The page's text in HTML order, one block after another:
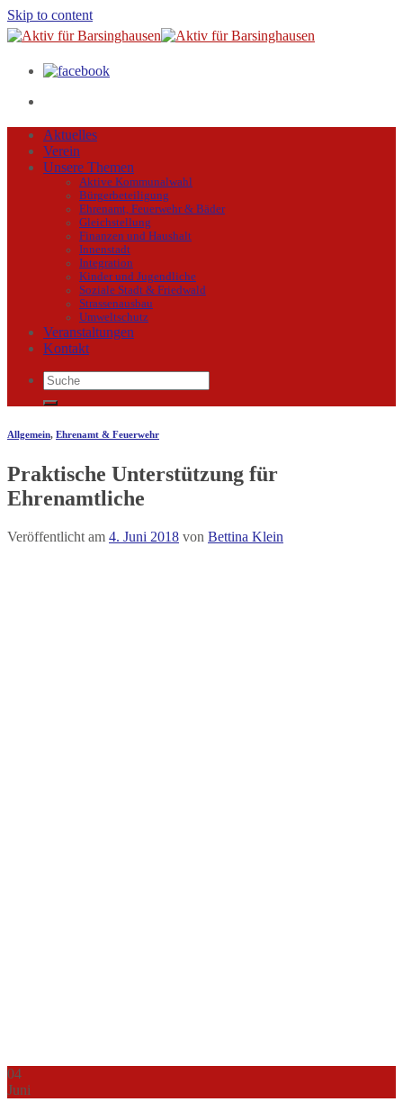
Skip to content
Aktuelles
Verein
Unsere Themen
Aktive Kommunalwahl
Bürgerbeteiligung
Ehrenamt, Feuerwehr & Bäder
Gleichstellung
Finanzen und Haushalt
Innenstadt
Integration
Kinder und Jugendliche
Soziale Stadt & Friedwald
Strassenausbau
Umweltschutz
Veranstaltungen
Kontakt
Allgemein, Ehrenamt & Feuerwehr
Praktische Unterstützung für
Ehrenamtliche
Veröffentlicht am 4. Juni 2018 von Bettina Klein
04
Juni